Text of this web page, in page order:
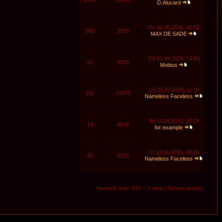
D.Alucard
950 3553
Пн 04.05.2026, 20:52
MAX DE SADE
61 4603
Сб 01.08.2026, 19:53
Mobius
311 41575
Сб 25.07.2026, 11:04
Nameless Faceless
74 4643
Вт 11.09.2018, 20:39
for example
50 5325
Чт 12.06.2025, 09:05
Nameless Faceless
Часовой пояс: UTC + 3 часа [ Летнее время ]